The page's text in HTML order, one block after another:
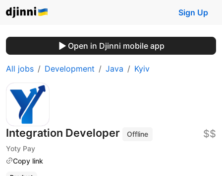
Sign Up
Open in Djinni mobile app
All jobs Development Java Kyiv
Integration Developer
Offline
Yoty Pay
Copy link
$$